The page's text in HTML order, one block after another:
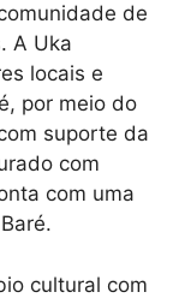
de
A Uka
locais e
por meio do
suporte da
com
com uma
cultural com